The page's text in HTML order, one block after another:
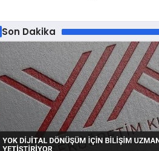
Son Dakika